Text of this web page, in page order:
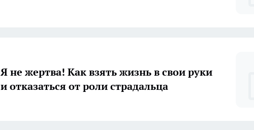
Я не жертва! Как взять жизнь в свои руки
и отказаться от роли страдальца